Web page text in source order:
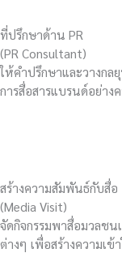
ที่ปรึกษาด้าน PR
(PR Consultant)
ให้คำปรึกษาและวางก
การสื่อสารแบรนด์อย่าง
สร้างความสัมพันธ์กับสื่อ
(Media Visit)
จัดกิจกรรมพาสื่อมวลชน
ต่างๆ เพื่อสร้างความเ